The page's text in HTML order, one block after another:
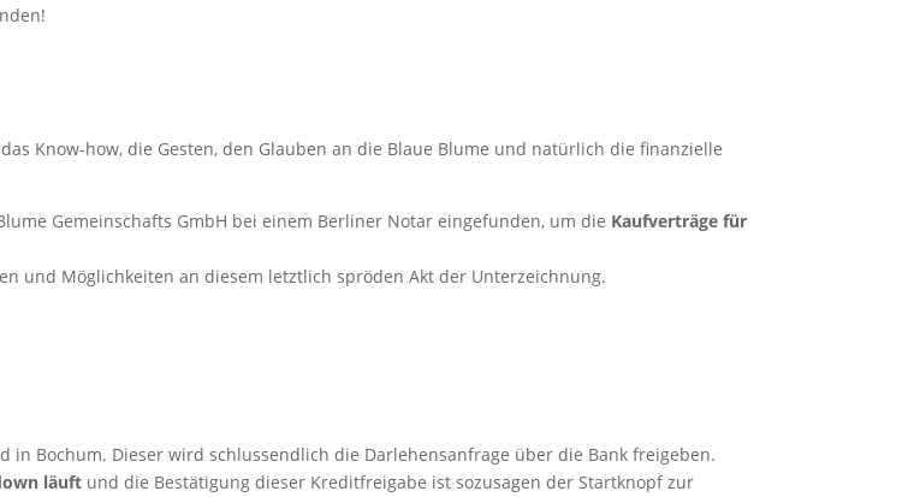
Know-how, die Gesten, den Glauben an die Blaue Blume und natürlich die finanzielle
Gemeinschafts GmbH bei einem Berliner Notar eingefunden, um die Kaufverträge für
und Möglichkeiten an diesem letztlich spröden Akt der Unterzeichnung.
in Bochum. Dieser wird schlussendlich die Darlehensanfrage über die Bank freigeben.
läuft und die Bestätigung dieser Kreditfreigabe ist sozusagen der Startknopf zur